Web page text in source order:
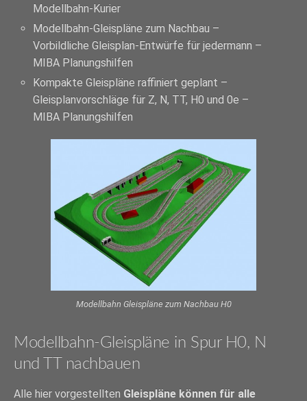
Modellbahn-Kurier
Modellbahn-Gleispläne zum Nachbau –
Vorbildliche Gleisplan-Entwürfe für jedermann –
MIBA Planungshilfen
Kompakte Gleispläne raffiniert geplant –
Gleisplanvorschläge für Z, N, TT, H0 und 0e –
MIBA Planungshilfen
Modellbahn Gleispläne zum Nachbau H0
Modellbahn-Gleispläne in Spur H0, N
und TT nachbauen
Alle hier vorgestellten Gleispläne können für alle